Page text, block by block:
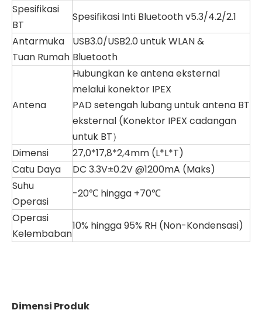
Spesifikasi
BT
Spesifikasi Inti Bluetooth v5.3/4.2/2.1
Antarmuka
Tuan Rumah
USB3.0/USB2.0 untuk WLAN &
Bluetooth
Antena
Hubungkan keantena eksternal
melalui konektor IPEX
PAD setengah lubang untuk antena BT
eksternal (Konektor IPEX cadangan
untuk BT）
Dimensi
27,0*17,8*2,4mm (L*L*T)
Catu Daya
DC 3.3V±0.2V @1200mA (Maks)
Suhu
Operasi
-20℃ hingga +70℃
Operasi
Kelembaban
10% hingga 95% RH (Non-Kondensasi)
Dimensi Produk